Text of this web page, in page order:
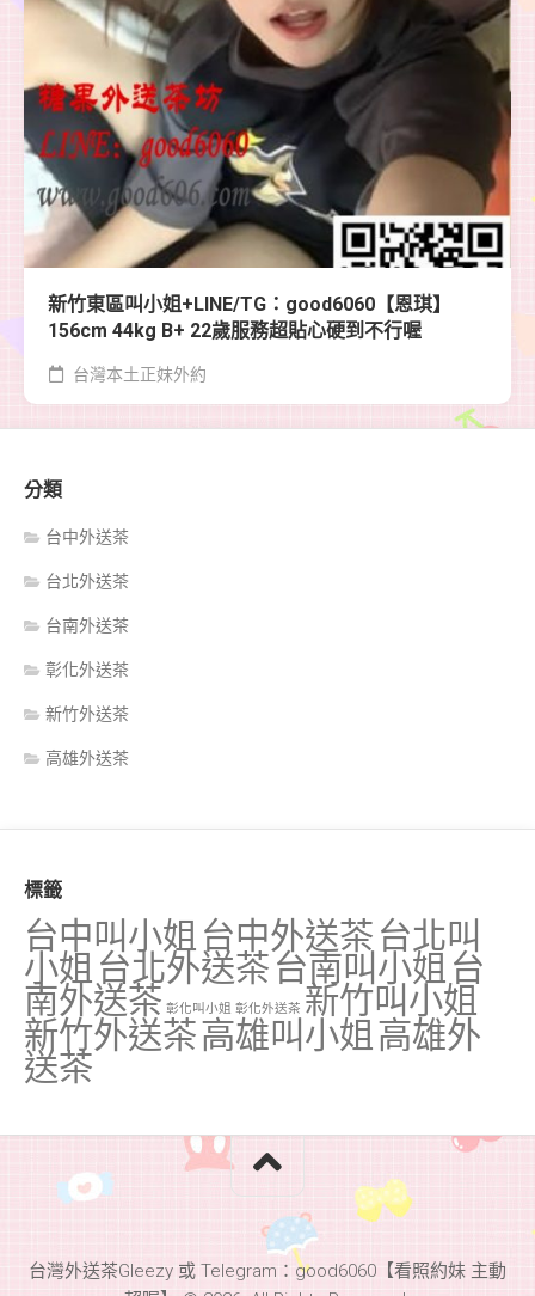
新竹東區叫小姐+LINE/TG：good6060【恩琪】
156cm 44kg B+ 22歲服務超貼心硬到不行喔
台灣本土正妹外約
分類
台中外送茶
台北外送茶
台南外送茶
彰化外送茶
新竹外送茶
高雄外送茶
標籤
台中叫小姐 台中外送茶 台北叫
小姐 台北外送茶 台南叫小姐 台
南外送茶 彰化叫小姐 彰化外送茶 新竹叫小姐
新竹外送茶高雄叫小姐 高雄外
送茶
台灣外送茶Gleezy 或 Telegram：good6060【看照約妹 主動